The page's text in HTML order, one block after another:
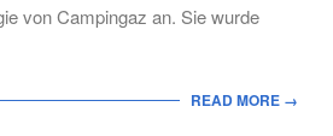
von Campingaz an. Sie wurde
READ MORE →